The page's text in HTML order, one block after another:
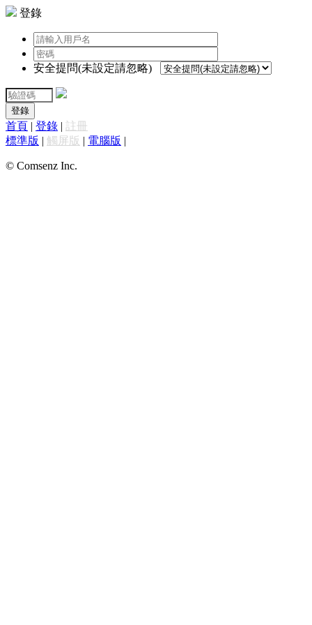
登錄
安全提問(未設定請忽略)
登錄
首頁 | 登錄 | 註冊
標準版 | 觸屏版 | 電腦版 |
© Comsenz Inc.